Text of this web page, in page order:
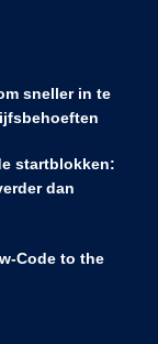
sneller in te
startblokken:
dan
Code to the